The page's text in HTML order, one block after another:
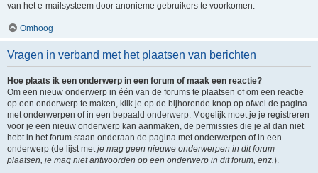
van het e-mailsysteem door anonieme gebruikers te voorkomen.
Omhoog
Vragen in verband met het plaatsen van berichten
Hoe plaats ik een onderwerp in een forum of maak een reactie?
Om een nieuw onderwerp in één van de forums te plaatsen of om een reactie
op een onderwerp te maken, klik je op de bijhorende knop op ofwel de pagina
met onderwerpen of in een bepaald onderwerp. Mogelijk moet je je registreren
voor je een nieuw onderwerp kan aanmaken, de permissies die je al dan niet
hebt in het forum staan onderaan de pagina met onderwerpen of in een
onderwerp (de lijst metje mag geen nieuwe onderwerpen in dit forum
plaatsen, je mag niet antwoorden op een onderwerp in dit forum, enz.).